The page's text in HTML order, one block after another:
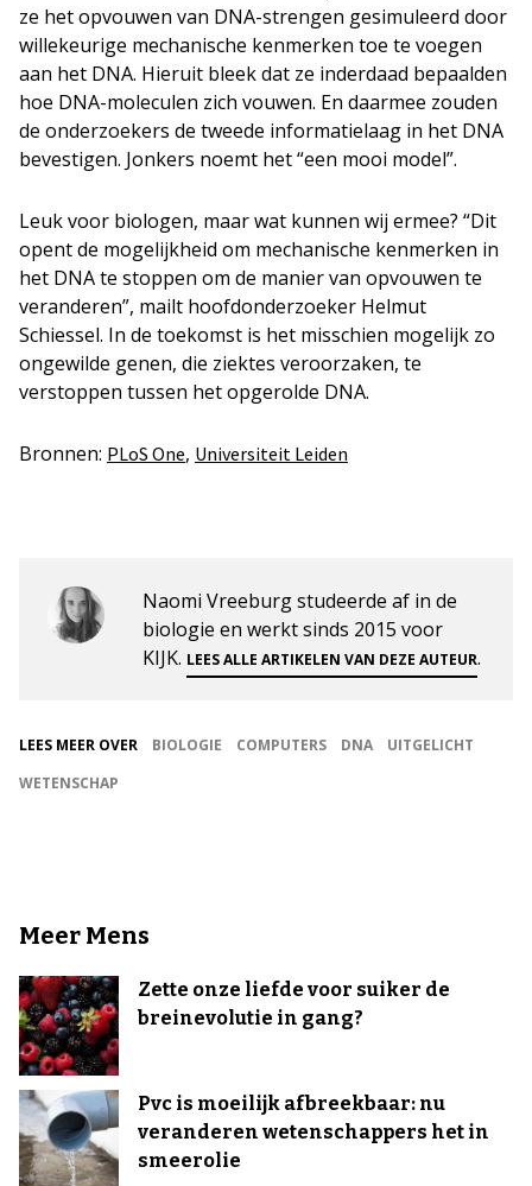
ze het opvouwen van DNA-strengen gesimuleerd door
willekeurige mechanische kenmerken toe te voegen
aan het DNA. Hieruit bleek dat ze inderdaad bepaalden
hoe DNA-moleculen zich vouwen. En daarmee zouden
de onderzoekers de tweede informatielaag in het DNA
bevestigen. Jonkers noemt het “een mooi model”.
Leuk voor biologen, maar wat kunnen wij ermee? “Dit
opent de mogelijkheid om mechanische kenmerken in
het DNA te stoppen om de manier van opvouwen te
veranderen”, mailt hoofdonderzoeker Helmut
Schiessel. In de toekomst is het misschien mogelijk zo
ongewilde genen, die ziektes veroorzaken, te
verstoppen tussen het opgerolde DNA.
Bronnen: PLoS One, Universiteit Leiden
Naomi Vreeburg studeerde af in de
biologie en werkt sinds 2015 voor
KIJK. LEES ALLE ARTIKELEN VAN DEZE AUTEUR.
LEES MEER OVER BIOLOGIE COMPUTERS DNA
UITGELICHT
WETENSCHAP
Meer Mens
Zette onze liefde voor suiker de
breinevolutie in gang?
Pvc is moeilijk afbreekbaar: nu
veranderen wetenschappers het in
smeerolie